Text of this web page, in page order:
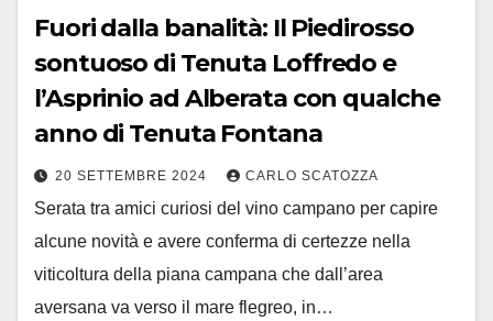
Fuori dalla banalità: Il Piedirosso
sontuoso di Tenuta Loffredo e
l’Asprinio ad Alberata con qualche
anno di Tenuta Fontana
20 SETTEMBRE 2024 CARLO SCATOZZA
Serata tra amici curiosi del vino campano per capire
alcune novità e avere conferma di certezze nella
viticoltura della piana campana che dall’area
aversana va verso il mare flegreo, in…